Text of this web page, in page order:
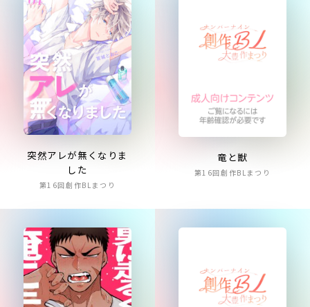
突然アレが無くなりま
した
第16回創作BLまつり
竜と獣
第16回創作BLまつり